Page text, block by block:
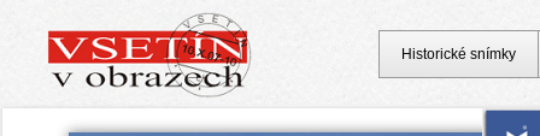
Historické snímky